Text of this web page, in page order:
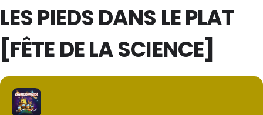
LES PIEDS DANS LE PLAT
[FÊTE DE LA SCIENCE]